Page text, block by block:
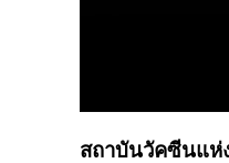
สถาบันวัคซีนแห่